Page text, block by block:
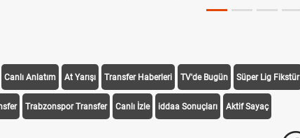
Canlı Anlatım At Yarışı Transfer Haberleri TV'de Bugün Süper Lig Fikstür
Trabzonspor Transfer Canlı İzle iddaa Sonuçları Aktif Sayaç